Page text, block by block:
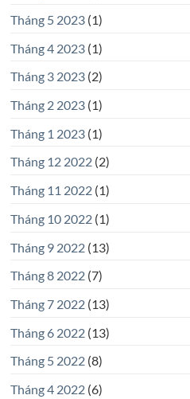
Tháng 5 2023(1)
Tháng 4 2023(1)
Tháng 3 2023(2)
Tháng 2 2023(1)
Tháng 1 2023(1)
Tháng 12 2022(2)
Tháng 11 2022(1)
Tháng 10 2022(1)
Tháng 9 2022(13)
Tháng 8 2022(7)
Tháng 7 2022(13)
Tháng 6 2022(13)
Tháng 5 2022(8)
Tháng 4 2022(6)